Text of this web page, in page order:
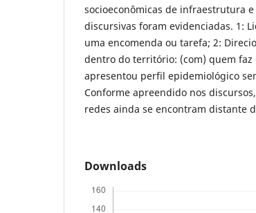
socioeconômicas de infraestrutura
discursivas foram evidenciadas. 1:
uma encomenda ou tarefa; 2:
dentro do território: (com) quem
apresentou perfil epidemiológico
Conforme apreendido nos
redes ainda se encontram distante
Downloads